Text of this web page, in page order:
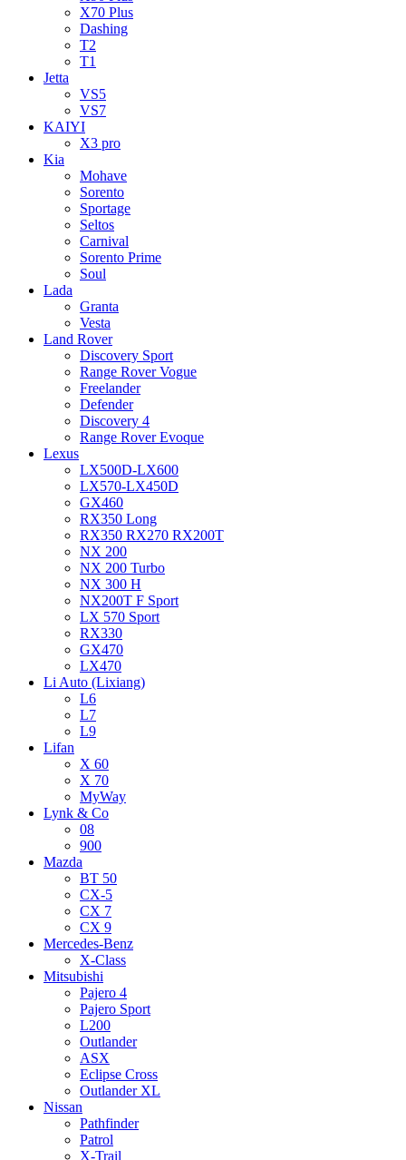
X70 Plus
Dashing
T2
T1
Jetta
VS5
VS7
KAIYI
X3 pro
Kia
Mohave
Sorento
Sportage
Seltos
Carnival
Sorento Prime
Soul
Lada
Granta
Vesta
Land Rover
Discovery Sport
Range Rover Vogue
Freelander
Defender
Discovery 4
Range Rover Evoque
Lexus
LX500D-LX600
LX570-LX450D
GX460
RX350 Long
RX350 RX270 RX200T
NX 200
NX 200 Turbo
NX 300 H
NX200T F Sport
LX 570 Sport
RX330
GX470
LX470
Li Auto (Lixiang)
L6
L7
L9
Lifan
X 60
X 70
MyWay
Lynk & Co
08
900
Mazda
BT 50
CX-5
CX 7
CX 9
Mercedes-Benz
X-Class
Mitsubishi
Pajero 4
Pajero Sport
L200
Outlander
ASX
Eclipse Cross
Outlander XL
Nissan
Pathfinder
Patrol
X-Trail